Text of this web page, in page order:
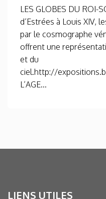
LES GLOBES DU ROI-
d’Estrées à Louis XIV,
par le cosmographe
offrent une
et du
ciel.http://
L’AGE...
LIENS UTILES